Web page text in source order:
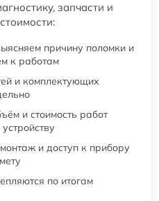
запчасти и
причину поломки и
к работам
и комплектующих
и стоимость работ
и доступ к прибору
по итогам